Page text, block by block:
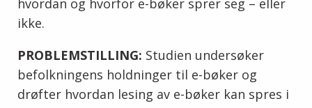
ikke.
PROBLEMSTILLING: Studien undersøker
befolkningens holdninger til e-bøker og
drøfter hvordan lesing av e-bøker kan spres i